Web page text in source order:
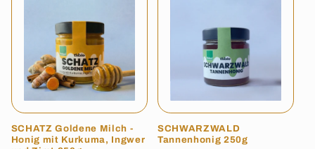
SCHATZ Goldene Milch -
Honig mit Kurkuma, Ingwer
SCHWARZWALD
Tannenhonig 250g